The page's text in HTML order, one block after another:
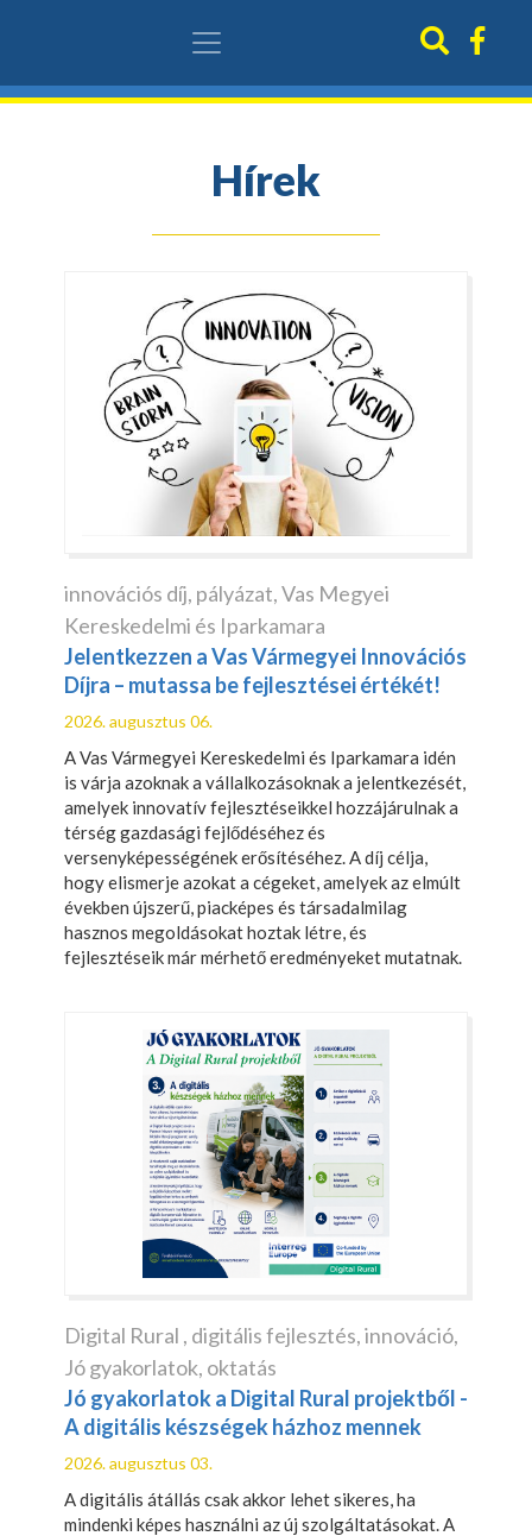
Hírek
innovációs díj, pályázat,Vas Megyei
Kereskedelmi és Iparkamara
Jelentkezzen a Vas Vármegyei Innovációs
Díjra – mutassa be fejlesztései értékét!
2026. augusztus 06.
A Vas Vármegyei Kereskedelmi és Iparkamara idén
is várja azoknak a vállalkozásoknak a jelentkezését,
amelyek innovatív fejlesztéseikkel hozzájárulnak a
térség gazdasági fejlődéséhez és
versenyképességének erősítéséhez. A díj célja,
hogy elismerje azokat a cégeket, amelyek az elmúlt
években újszerű, piacképes és társadalmilag
hasznos megoldásokat hoztak létre, és
fejlesztéseik már mérhető eredményeket mutatnak.
Digital Rural , digitális fejlesztés,innováció,
Jó gyakorlatok, oktatás
Jó gyakorlatok a Digital Rural projektből -
A digitális készségek házhoz mennek
2026. augusztus 03.
A digitális átállás csak akkor lehet sikeres, ha
mindenki képes használni az új szolgáltatásokat. A